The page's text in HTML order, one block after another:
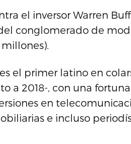
el inversor Warren
conglomerado de
el primer latino en
a 2018-, con una
en
e incluso